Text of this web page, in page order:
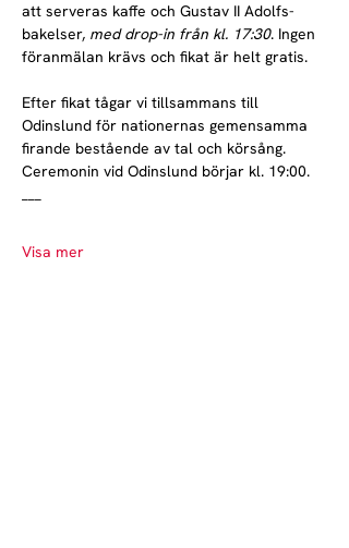
att serveras kaffe och Gustav II Adolfs-
bakelser, med drop-in från kl. 17:30. Ingen
föranmälan krävs och fikat är helt gratis.
Efter fikat tågar vi tillsammans till
Odinslund för nationernas gemensamma
firande bestående av tal och körsång.
Ceremonin vid Odinslund börjar kl. 19:00.
Visa mer